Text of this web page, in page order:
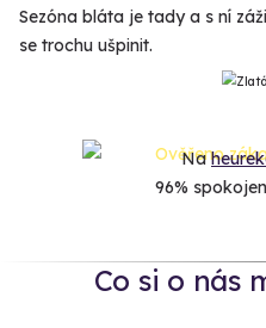
Sezóna bláta je tady a s ní
se trochu ušpinit.
Na
96%
Co si o nás